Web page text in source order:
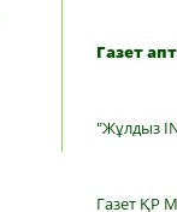
Газет
"Жұлдыз
Газет ҚР